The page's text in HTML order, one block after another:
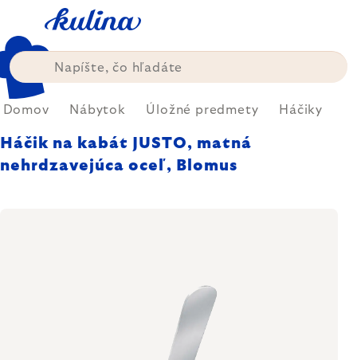
obsah
Domov Nábytok Úložné predmety Háčiky
Háčik na kabát JUSTO, matná
nehrdzavejúca oceľ, Blomus